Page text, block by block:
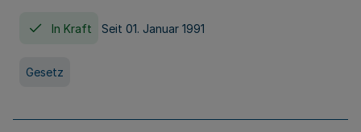
In Kraft Seit 01. Januar 1991
Gesetz